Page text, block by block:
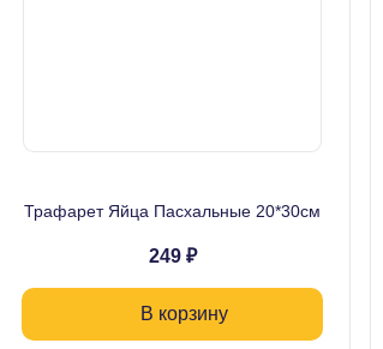
Трафарет Яйца Пасхальные 20*30см
249 ₽
В корзину